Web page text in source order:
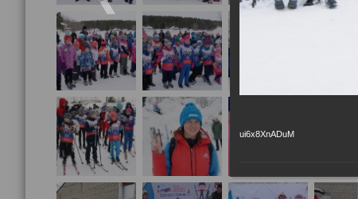
ui6x8XnADuM